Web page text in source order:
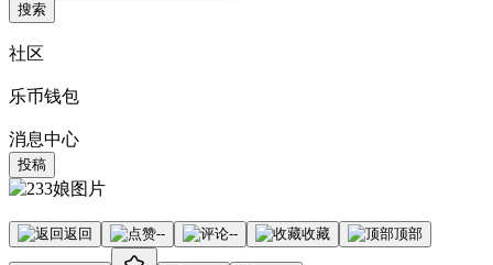
搜索
社区
乐币钱包
消息中心
投稿
返回 -- -- 收藏 顶部